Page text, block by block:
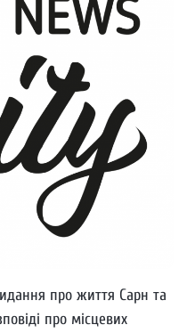
про життя Сарн та
про місцевих